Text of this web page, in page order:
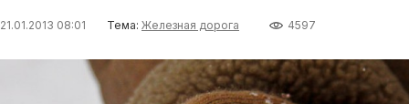
21.01.2013 08:01 Тема: Железная дорога 4597